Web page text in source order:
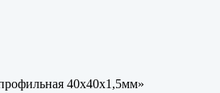
40х40х1,5мм»